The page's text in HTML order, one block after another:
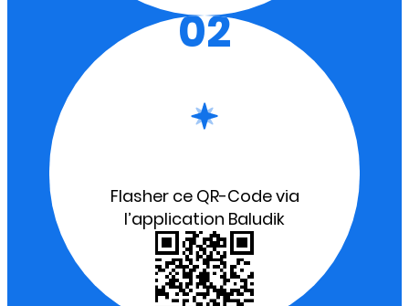
02
Flasher ce QR-Code via
l’application Baludik